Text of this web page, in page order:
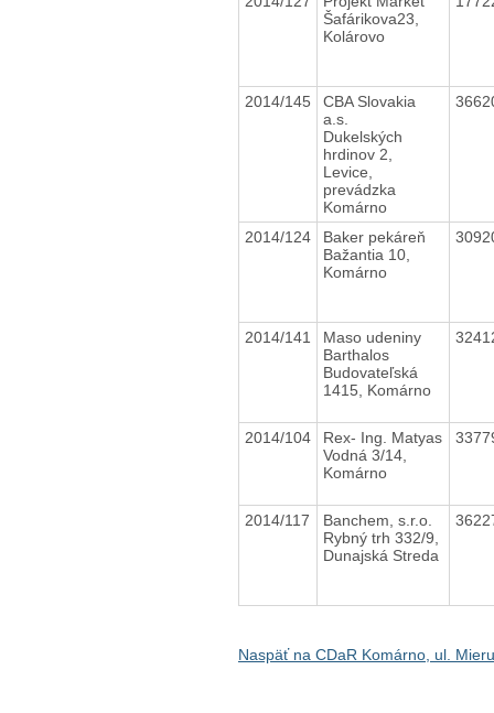
Šafárikova23,
Kolárovo
2014/145
CBA Slovakia
a.s.
Dukelských
hrdinov 2,
Levice,
prevádzka
Komárno
2014/124
Baker pekáreň
Bažantia 10,
Komárno
2014/141
Maso udeniny
Barthalos
Budovateľská
1415, Komárno
2014/104
Rex- Ing. Matyas
Vodná 3/14,
Komárno
2014/117
Banchem, s.r.o.
Rybný trh 332/9,
Dunajská Streda
Naspäť na CDaR Komárno, ul.